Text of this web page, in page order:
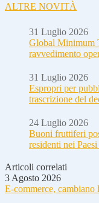
ALTRE NOVITÀ
31 Luglio 2026
Global Minimum
ravvedimento
31 Luglio 2026
Espropri per
trascrizione del
24 Luglio 2026
Buoni fruttiferi
residenti nei
Articoli correlati
3 Agosto 2026
E-commerce, cambiano